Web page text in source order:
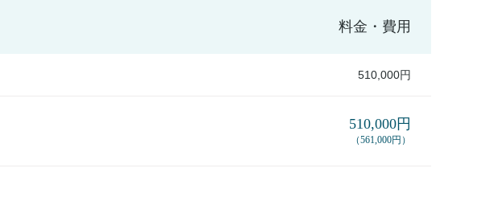
料金・費用
510,000円
510,000円
（561,000円）